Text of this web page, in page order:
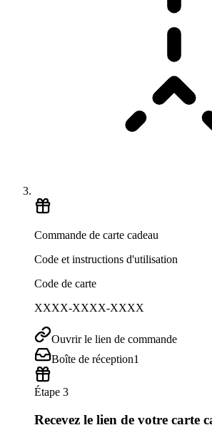
Commande de carte cadeau
Code et instructions d'utilisation
Code de carte
XXXX-XXXX-XXXX
Ouvrir le lien de commande
Boîte de réception1
Étape 3
Recevez le lien de votre carte